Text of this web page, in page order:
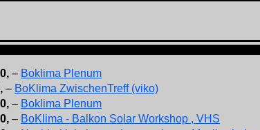
, – Boklima Plenum
, – BoKlima ZwischenTreff (viko)
, – Boklima Plenum
, – BoKlima - Balkon Solar Workshop , VHS